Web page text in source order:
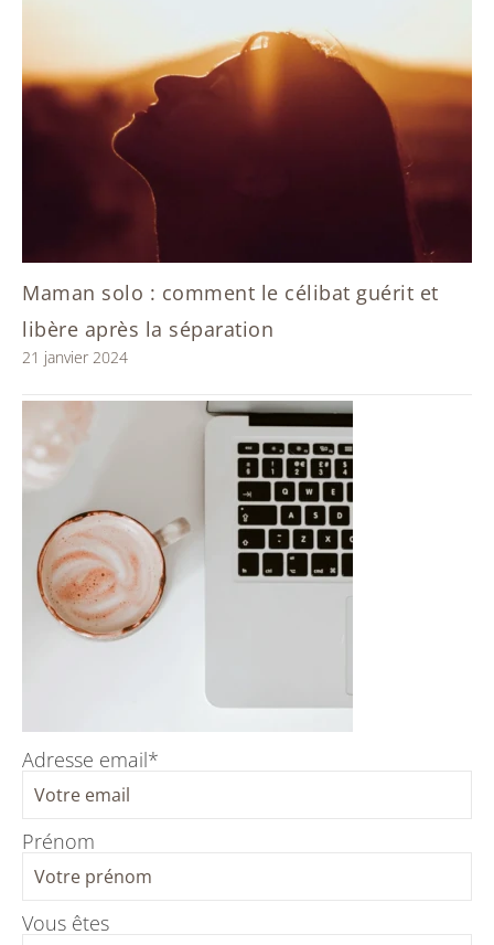
Maman solo : comment le célibat guérit et
libère après la séparation
21 janvier 2024
Adresse email*
Prénom
Vous êtes